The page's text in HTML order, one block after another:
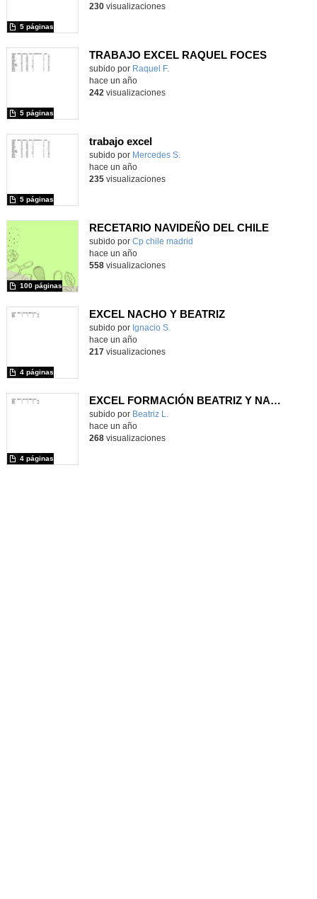
5 páginas
230visualizaciones
TRABAJO EXCEL RAQUEL FOCES
Contenido educativo.
subido por Raquel F.
5 páginas
hace un año
242 visualizaciones
trabajo excel
Contenido educativo.
subido por Mercedes S.
5 páginas
hace un año
235visualizaciones
RECETARIO NAVIDEÑO DEL CHILE
Contenido educativo.
subido por Cp chile madrid
100 páginas
hace un año
558visualizaciones
EXCEL NACHO Y BEATRIZ
Contenido educativo.
subido por Ignacio S.
4 páginas
hace un año
217visualizaciones
EXCEL FORMACIÓN BEATRIZ Y NACHO
Contenido educativo.
subido por Beatriz L.
4 páginas
hace un año
268visualizaciones